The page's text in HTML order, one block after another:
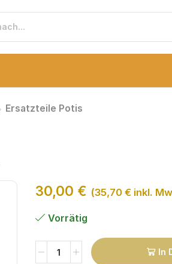
Ersatzteile Potis
30,00 € (35,70€ inkl.
Vorrätig
In